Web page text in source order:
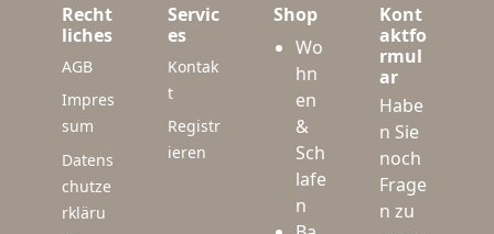
Recht
liches
AGB
Impres
sum
Datens
chutze
rkläru
Servic
es
Kontak
t
Registr
ieren
Shop
Wo
hn
en
&
Sch
lafe
n
Kont
aktfo
rmul
ar
Habe
n Sie
noch
Frage
n zu